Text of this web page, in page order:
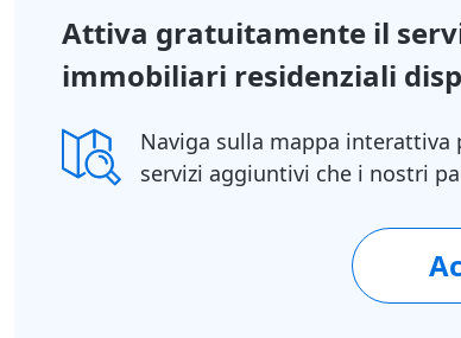
Attiva gratuitamente il
immobiliari residenziali
Naviga sulla mappa
servizi aggiuntivi che i nostri